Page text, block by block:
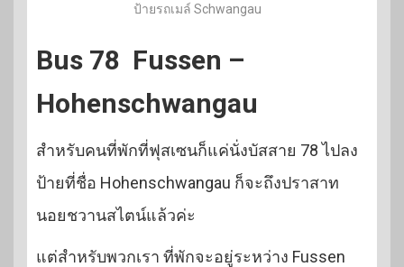
ป้ายรถเมล์ Schwangau
Bus 78 Fussen –
Hohenschwangau
สำหรับคนที่พักที่ฟุสเซนก็แค่นั่งบัสสาย 78 ไปลง
ป้ายที่ชื่อ Hohenschwangau ก็จะถึงปราสาท
นอยชวานสไตน์แล้วค่ะ
แต่สำหรับพวกเรา ที่พักจะอยู่ระหว่าง Fussen